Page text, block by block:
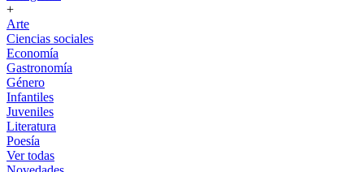
+
Arte
Ciencias sociales
Economía
Gastronomía
Género
Infantiles
Juveniles
Literatura
Poesía
Ver todas